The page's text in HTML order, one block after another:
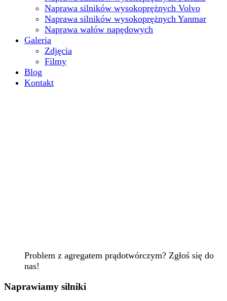
Naprawa silników wysokoprężnych Volvo
Naprawa silników wysokoprężnych Yanmar
Naprawa wałów napędowych
Galeria
Zdjęcia
Filmy
Blog
Kontakt
Problem z agregatem prądotwórczym? Zgłoś się do
nas!
Naprawiamy silniki